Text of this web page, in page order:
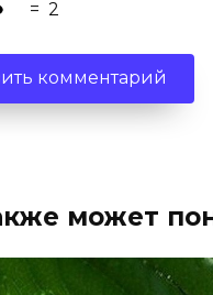
= 2
может